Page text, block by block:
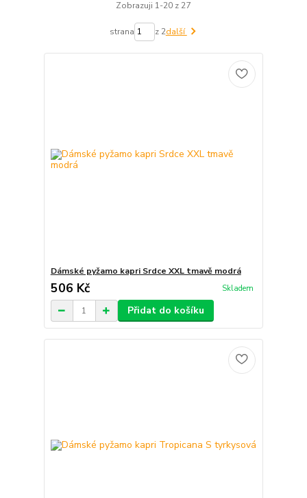
Zobrazuji 1-20 z 27
strana z 2další
Dámské pyžamo kapri Srdce XXL tmavě modrá
506 Kč Skladem
Přidat do košíku